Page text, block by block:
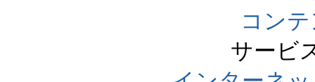
コン
サービ